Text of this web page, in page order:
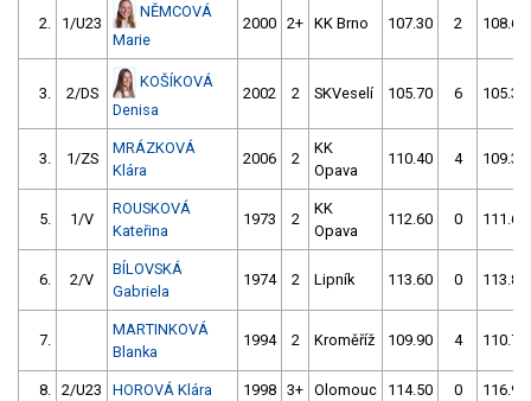
2. 1/U23
NĚMCOVÁ
Marie
2000 2+ KK Brno 107.30 2 108.60
3. 2/DS
KOŠÍKOVÁ
Denisa
2002 2 SKVeselí 105.70 6 105.30
3. 1/ZS
MRÁZKOVÁ
Klára
2006 2
KK
Opava
110.40 4 109.30
5. 1/V
ROUSKOVÁ
Kateřina
1973 2
KK
Opava
112.60 0 111.60
6. 2/V
BÍLOVSKÁ
Gabriela
1974 2 Lipník 113.60 0 113.80
7.
MARTINKOVÁ
Blanka
1994 2 Kroměříž 109.90 4 110.70
8. 2/U23 HOROVÁ Klára 1998 3+ Olomouc 114.50 0 116.90